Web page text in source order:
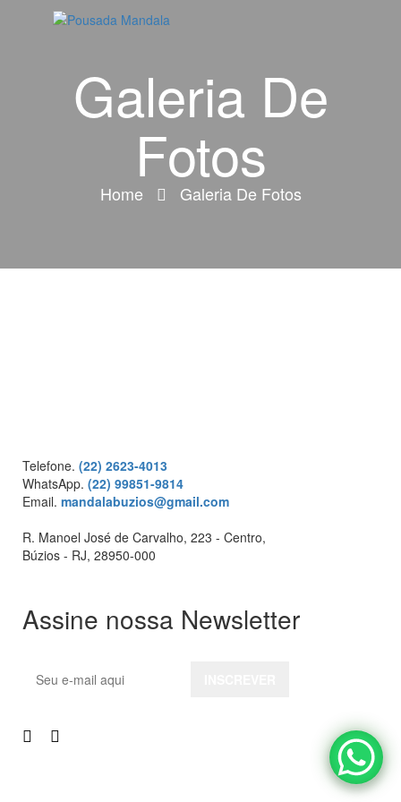
Galeria De
Fotos
Home Galeria De Fotos
Telefone. (22) 2623-4013
WhatsApp. (22) 99851-9814
Email. mandalabuzios@gmail.com
R. Manoel José de Carvalho, 223 - Centro,
Búzios - RJ, 28950-000
Assine nossa Newsletter